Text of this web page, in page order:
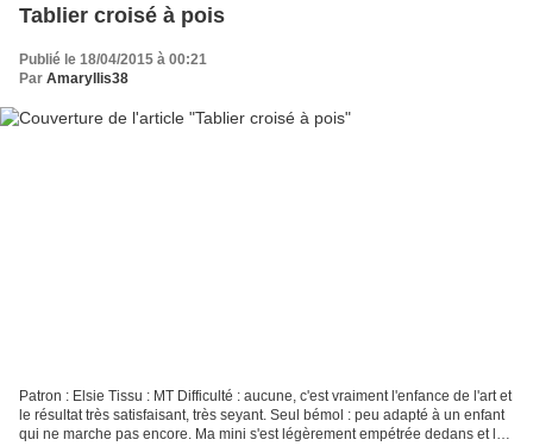
Tablier croisé à pois
Publié le 18/04/2015 à 00:21
Par Amaryllis38
Patron : Elsie Tissu : MT Difficulté : aucune, c'est vraiment l'enfance de l'art et
le résultat très satisfaisant, très seyant. Seul bémol : peu adapté à un enfant
qui ne marche pas encore. Ma mini s'est légèrement empétrée dedans et la